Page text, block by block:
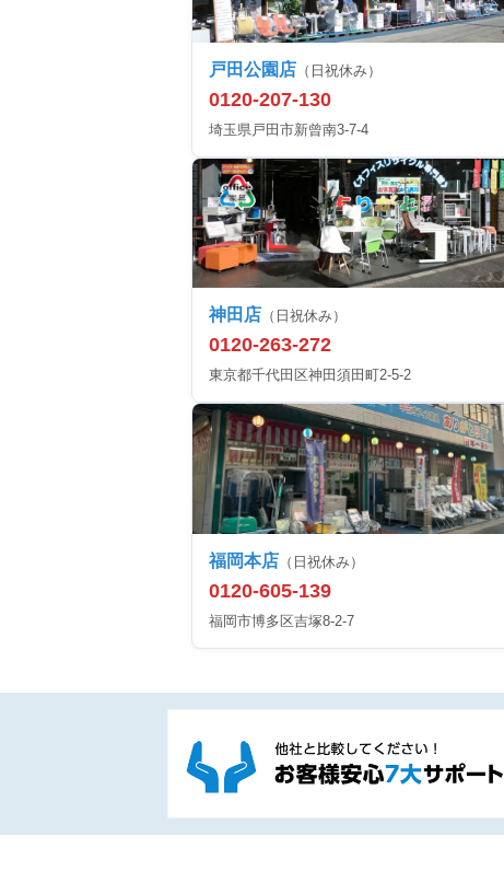
戸田公園店 （日祝休み）
0120-207-130
埼玉県戸田市新曾南3-7-4
神田店 （日祝休み）
0120-263-272
東京都千代田区神田須田町2-5-2
福岡本店 （日祝休み）
0120-605-139
福岡市博多区吉塚8-2-7